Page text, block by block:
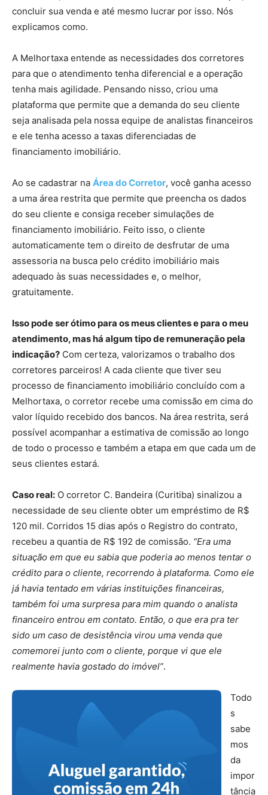
concluir sua venda e até mesmo lucrar por isso. Nós
explicamos como.
A Melhortaxa entende as necessidades dos corretores
para que o atendimento tenha diferencial e a operação
tenha mais agilidade. Pensando nisso, criou uma
plataforma que permite que a demanda do seu cliente
seja analisada pela nossa equipe de analistas financeiros
e ele tenha acesso a taxas diferenciadas de
financiamento imobiliário.
Ao se cadastrar na Área do Corretor, você ganha acesso
a uma área restrita que permite que preencha os dados
do seu cliente e consiga receber simulações de
financiamento imobiliário. Feito isso, o cliente
automaticamente tem o direito de desfrutar de uma
assessoria na busca pelo crédito imobiliário mais
adequado às suas necessidades e, o melhor,
gratuitamente.
Isso pode ser ótimo para os meus clientes e para o meu
atendimento, mas há algum tipo de remuneração pela
indicação? Com certeza, valorizamos o trabalho dos
corretores parceiros! A cada cliente que tiver seu
processo de financiamento imobiliário concluído com a
Melhortaxa, o corretor recebe uma comissão em cima do
valor líquido recebido dos bancos. Na área restrita, será
possível acompanhar a estimativa de comissão ao longo
de todo o processo e também a etapa em que cada um de
seus clientes estará.
Caso real: O corretor C. Bandeira (Curitiba) sinalizou a
necessidade de seu cliente obter um empréstimo de R$
120 mil. Corridos 15 dias após o Registro do contrato,
recebeu a quantia de R$ 192 de comissão. “Era uma
situação em que eu sabia que poderia ao menos tentar o
crédito para o cliente, recorrendo à plataforma. Como ele
já havia tentado em várias instituições financeiras,
também foi uma surpresa para mim quando o analista
financeiro entrou em contato. Então, o que era pra ter
sido um caso de desistência virou uma venda que
comemorei junto com o cliente, porque vi que ele
realmente havia gostado do imóvel”.
Todo
s
sabe
mos
da
impor
tância